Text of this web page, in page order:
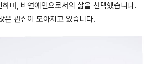
하며, 비연예인으로서의 삶을 선택했습니다.
은 관심이 모아지고 있습니다.